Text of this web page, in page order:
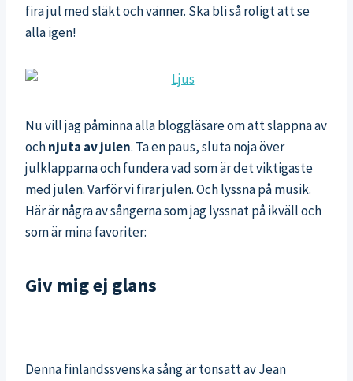
fira jul med släkt och vänner. Ska bli så roligt att se
alla igen!
Nu vill jag påminna alla bloggläsare om att slappna av
ochnjuta av julen. Ta en paus, sluta noja över
julklapparna och fundera vad som är det viktigaste
med julen. Varför vi firar julen. Och lyssna på musik.
Här är några av sångerna som jag lyssnat på ikväll och
som är mina favoriter:
Giv mig ej glans
Denna finlandssvenska sång är tonsatt av Jean